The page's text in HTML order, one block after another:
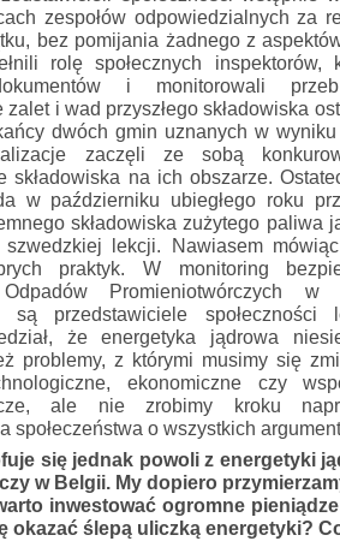
zespołów odpowiedzialnych za
bez pomijania żadnego z
rolę społecznych
i monitorowali
i wad przyszłego składowiska
dwóch gmin uznanych w
zaczęli ze sobą
składowiska na ich obszarze.
w październiku ubiegłego roku
składowiska zużytego paliwa
szwedzkiej lekcji. Nawiasem
praktyk. W monitoring
Odpadów Promieniotwórczych w
są przedstawiciele społeczności
że energetyka jądrowa
problemy, z którymi musimy się
ekonomiczne czy
ale nie zrobimy kroku
społeczeństwa o wszystkich
się jednak powoli z energetyki
w Belgii. My dopiero
inwestować ogromne
okazać ślepą uliczką energetyki?